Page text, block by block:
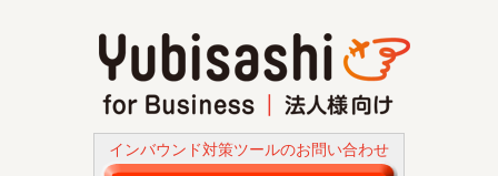
インバウンド対策ツールのお問い合わせ